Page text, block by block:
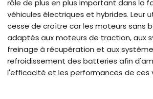
rôle de plus en plus important dans la
véhicules électriques et hybrides. Leur
cesse de croître car les moteurs sans
adaptés aux moteurs de traction, aux
freinage à récupération et aux
refroidissement des batteries afin
l'efficacité et les performances de ces